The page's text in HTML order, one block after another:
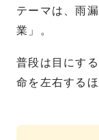
テーマは、雨
業」。
普段は目にす
命を左右する